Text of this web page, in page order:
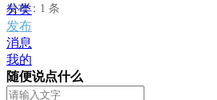
发布：1 条
分类
发布
消息
我的
随便说点什么